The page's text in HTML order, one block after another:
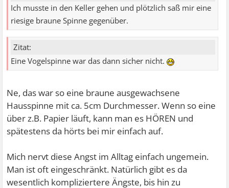
Ich musste in den Keller gehen und plötzlich saß mir eine
riesige braune Spinne gegenüber.
Zitat:
Eine Vogelspinne war das dann sicher nicht.
Ne, das war so eine braune ausgewachsene
Hausspinne mit ca. 5cm Durchmesser. Wenn so eine
über z.B. Papier läuft, kann man es HÖREN und
spätestens da hörts bei mir einfach auf.
Mich nervt diese Angst im Alltag einfach ungemein.
Man ist oft eingeschränkt. Natürlich gibt es da
wesentlich kompliziertere Ängste, bis hin zu